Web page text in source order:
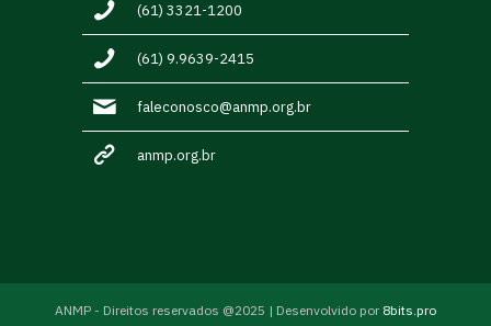
(61) 3321-1200
(61) 9.9639-2415
faleconosco@anmp.org.br
anmp.org.br
ANMP - Direitos reservados @2025 | Desenvolvido por 8bits.pro